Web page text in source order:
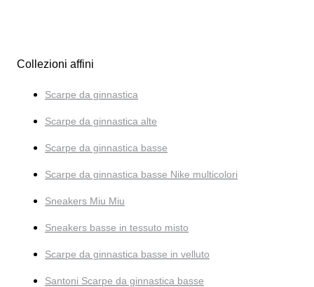
Collezioni affini
Scarpe da ginnastica
Scarpe da ginnastica alte
Scarpe da ginnastica basse
Scarpe da ginnastica basse Nike multicolori
Sneakers Miu Miu
Sneakers basse in tessuto misto
Scarpe da ginnastica basse in velluto
Santoni Scarpe da ginnastica basse